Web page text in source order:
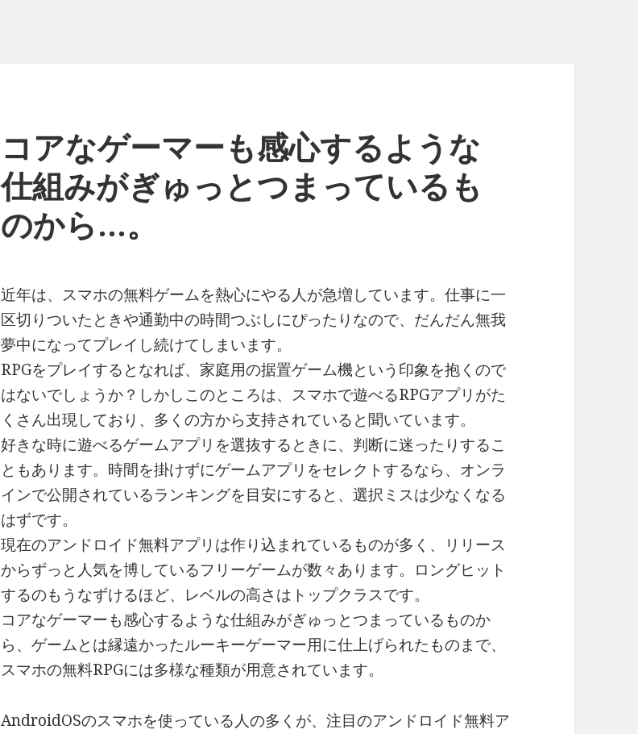
コアなゲーマーも感心するような
仕組みがぎゅっとつまっているも
のから…。
近年は、スマホの無料ゲームを熱心にやる人が急増しています。仕事に一
区切りついたときや通勤中の時間つぶしにぴったりなので、だんだん無我
夢中になってプレイし続けてしまいます。
RPGをプレイするとなれば、家庭用の据置ゲーム機という印象を抱くので
はないでしょうか？しかしこのところは、スマホで遊べるRPGアプリがた
くさん出現しており、多くの方から支持されていると聞いています。
好きな時に遊べるゲームアプリを選抜するときに、判断に迷ったりするこ
ともあります。時間を掛けずにゲームアプリをセレクトするなら、オンラ
インで公開されているランキングを目安にすると、選択ミスは少なくなる
はずです。
現在のアンドロイド無料アプリは作り込まれているものが多く、リリース
からずっと人気を博しているフリーゲームが数々あります。ロングヒット
するのもうなずけるほど、レベルの高さはトップクラスです。
コアなゲーマーも感心するような仕組みがぎゅっとつまっているものか
ら、ゲームとは縁遠かったルーキーゲーマー用に仕上げられたものまで、
スマホの無料RPGには多様な種類が用意されています。
AndroidOSのスマホを使っている人の多くが、注目のアンドロイド無料ア